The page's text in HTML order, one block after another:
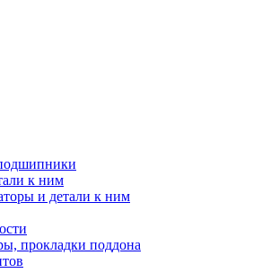
к ним
и детали к ним
прокладки поддона